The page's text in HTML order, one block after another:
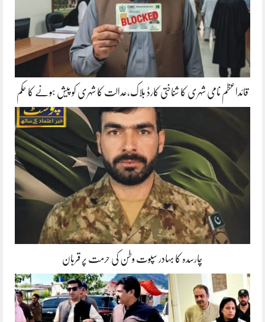
قائداعظم نامی شہری کا شناختی کارڈ بلاک،عدالت کا شہری کو پیش ہونے کا حکم
چارسدہ کا بہادر سپوت وطن کی حرمت پر قربان